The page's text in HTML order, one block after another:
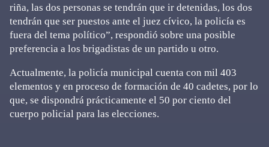
riña, las dos personas se tendrán que ir detenidas, los dos
tendrán que ser puestos ante el juez cívico, la policía es
fuera del tema político”, respondió sobre una posible
preferencia a los brigadistas de un partido u otro.
Actualmente, la policía municipal cuenta con mil 403
elementos y en proceso de formación de 40 cadetes, por lo
que, se dispondrá prácticamente el 50 por ciento del
cuerpo policial para las elecciones.